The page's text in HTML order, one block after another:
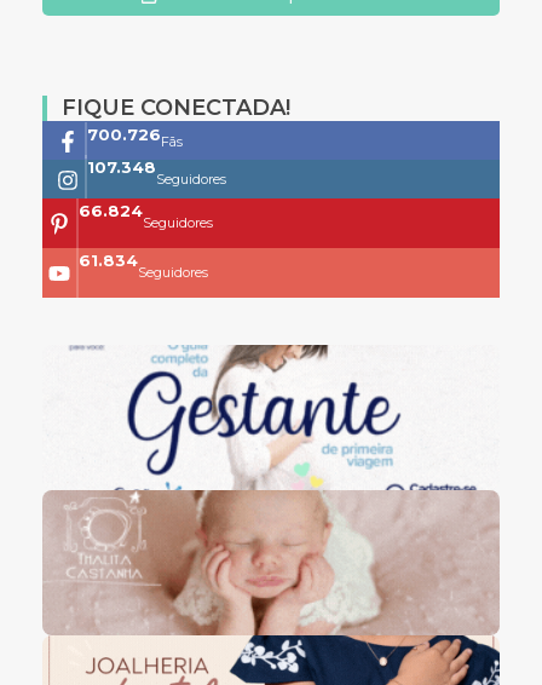
FIQUE CONECTADA!
761.659Fãs
118.399
Seguidores
73.704
Seguidores
68.200
Seguidores